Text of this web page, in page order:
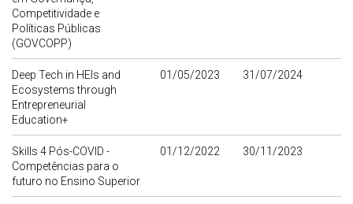
Competitividade e
Políticas Públicas
(GOVCOPP)
Deep Tech in HEIs and
Ecosystems through
Entrepreneurial
Education+
01/05/2023 31/07/2024
Skills 4 Pós-COVID -
Competências para o
futuro no Ensino Superior
01/12/2022 30/11/2023